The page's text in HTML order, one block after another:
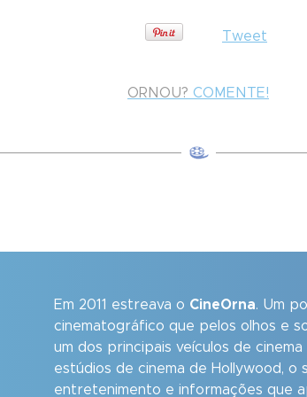
Tweet
ORNOU? COMENTE!
Em 2011 estreava o CineOrna. Um
cinematográfico que pelos olhos e
um dos principais veículos de
estúdios de cinema de Hollywood,
entretenimento e informações que